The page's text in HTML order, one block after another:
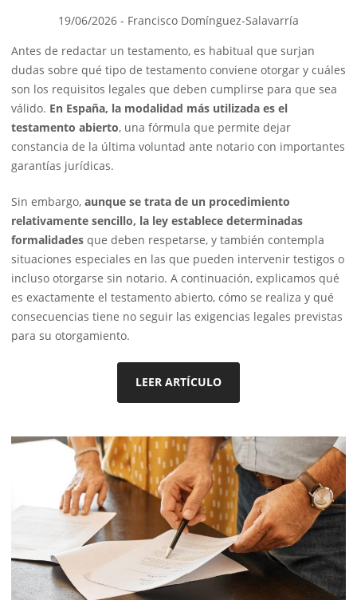
19/06/2026 - Francisco Domínguez-Salavarría
Antes de redactar un testamento, es habitual que surjan
dudas sobre qué tipo de testamento conviene otorgar y cuáles
son los requisitos legales que deben cumplirse para que sea
válido. En España, la modalidad más utilizada es el
testamento abierto, una fórmula que permite dejar
constancia de la última voluntad ante notario con importantes
garantías jurídicas.
Sin embargo, aunque se trata de un procedimiento
relativamente sencillo, la ley establece determinadas
formalidades que deben respetarse, y también contempla
situaciones especiales en las que pueden intervenir testigos o
incluso otorgarse sin notario. A continuación, explicamos qué
es exactamente el testamento abierto, cómo se realiza y qué
consecuencias tiene no seguir las exigencias legales previstas
para su otorgamiento.
LEER ARTÍCULO